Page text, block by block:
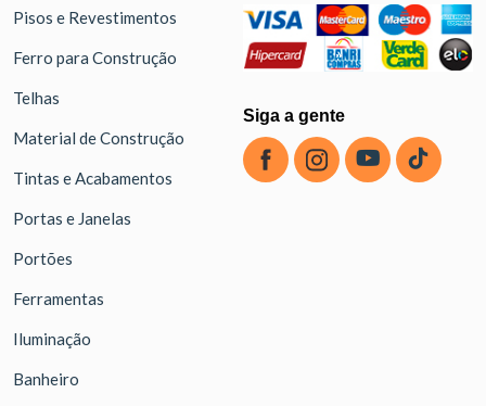
Pisos e Revestimentos
Ferro para Construção
Telhas
Material de Construção
Tintas e Acabamentos
Portas e Janelas
Portões
Ferramentas
Iluminação
Banheiro
Siga a gente